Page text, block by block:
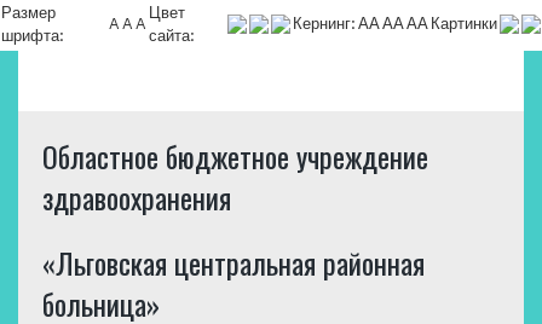
Размер
шрифта:
A A A
Цвет
сайта:
Кернинг: АААААА Картинки
Областное бюджетное учреждение
здравоохранения
«Льговская центральная районная
больница»